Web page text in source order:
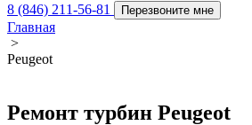
8 (846) 211-56-81 Перезвоните мне
Главная
>
Peugeot
Ремонт турбин Peugeot